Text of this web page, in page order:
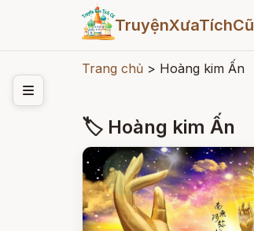
TruyệnXưaTíchCũ
Trang chủ > Hoàng kim Ấn
🏷 Hoàng kim Ấn